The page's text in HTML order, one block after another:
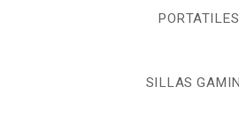
PORTATILES
SILLAS